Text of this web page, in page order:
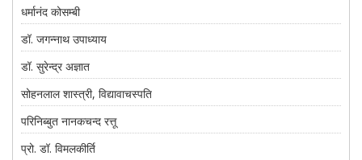
धर्मानंद कोसम्बी
डॉ. जगन्नाथ उपाध्याय
डॉ. सुरेन्द्र अज्ञात
सोहनलाल शास्त्री, विद्यावाचस्पति
परिनिब्बुत नानकचन्द रत्तू
प्रो. डॉ. विमलकीर्ति